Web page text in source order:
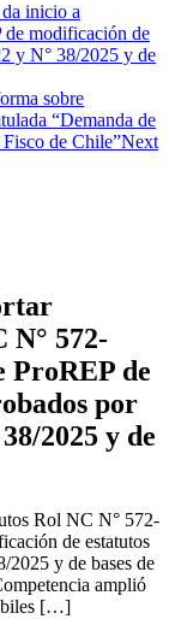
inicio a
de modificación de
y N° 38/2025 y de
sobre
“Demanda de
de Chile”Next
N° 572-
ProREP de
por
2025 y de
Rol NC N° 572-
de estatutos
2025 y de bases de
amplió
[…]